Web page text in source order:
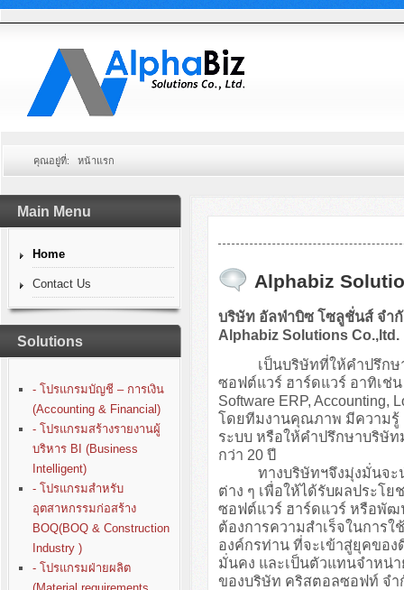
คุณอยู่ที่: หน้าแรก
Main Menu
Home
Contact Us
Solutions
- โปรแกรมบัญชี – การเงิน
(Accounting & Financial)
- โปรแกรมสร้างรายงานผู้
บริหาร BI (Business
Intelligent)
- โปรแกรมสำหรับ
อุตสาหกรรมก่อสร้าง
BOQ(BOQ & Construction
Industry )
- โปรแกรมฝ่ายผลิต
Alphabiz
บริษัท อัลฟ่าบิซ โซลูชั่นส์ จำ
Alphabiz Solutions Co.,ltd.
เป็นบริษัทที่ให้คำปรึกษา
ซอฟต์แวร์ ฮาร์ดแวร์ อาทิเช่
Software ERP,
โดยทีมงานคุณภาพ มีความรู้
ระบบ หรือให้คำปรึกษาบริษั
กว่า 20 ปี
ทางบริษัทฯจึงมุ่งมั่นจะน
ต่าง ๆ เพื่อให้ได้รับผลประโย
ซอฟต์แวร์ ฮาร์ดแวร์ หรือพัฒ
ต้องการความสำเร็จในการ
องค์กรท่าน ที่จะเข้าสู่ยุคขอ
มั่นคง และเป็นตัวแทนจำหน่
ของบริษัท คริสตอลซอฟท์ จำ